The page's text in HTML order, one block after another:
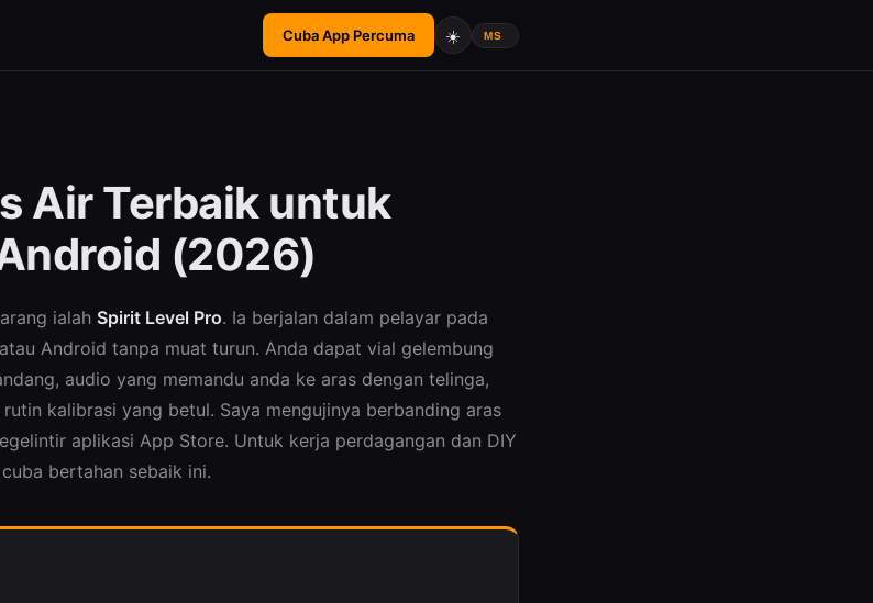
Cuba App Percuma ☀️
Air Terbaik untuk
(2026)
ialah Spirit Level Pro. Ia berjalan dalam pelayar pada
Android tanpa muat turun. Anda dapat vial gelembung
audio yang memandu anda ke aras dengan telinga,
kalibrasi yang betul. Saya mengujinya berbanding aras
aplikasi App Store. Untuk kerja perdagangan dan DIY
bertahan sebaik ini.